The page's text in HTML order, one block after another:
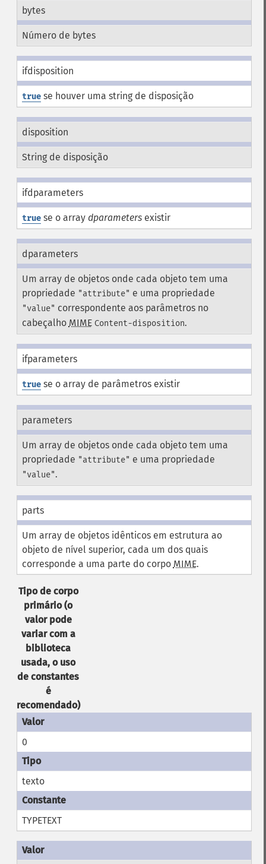
bytes
Número de bytes
ifdisposition
truese houver uma string de disposição
disposition
String de disposição
ifdparameters
truese o array dparametersexistir
dparameters
Um array de objetos onde cada objeto tem uma
propriedade "attribute" e uma propriedade
"value" correspondente aos parâmetros no
cabeçalho MIME Content-disposition.
ifparameters
truese o array de parâmetros existir
parameters
Um array de objetos onde cada objeto tem uma
propriedade "attribute" e uma propriedade
"value".
parts
Um array de objetos idênticos em estrutura ao
objeto de nível superior, cada um dos quais
corresponde a uma parte do corpo MIME.
Tipo de corpo
primário (o
valor pode
variar com a
biblioteca
usada, o uso
de constantes
é
recomendado)
0
texto
TYPETEXT